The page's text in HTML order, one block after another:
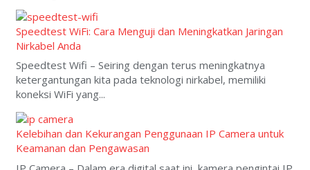
Speedtest WiFi: Cara Menguji dan Meningkatkan Jaringan
Nirkabel Anda
Speedtest Wifi – Seiring dengan terus meningkatnya
ketergantungan kita pada teknologi nirkabel, memiliki
koneksi WiFi yang...
Kelebihan dan Kekurangan Penggunaan IP Camera untuk
Keamanan dan Pengawasan